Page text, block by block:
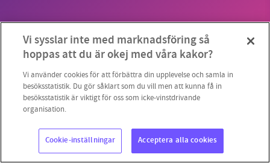
Copyright 2023 © Supermiljöbloggen Cookieinställningar
vill hjälpa oss.
Stötta vårt arbete genom att swisha en slant till
1231368703
Läs vad vi vill göra
Vi sysslar inte med marknadsföring så
hoppas att du är okej med våra kakor?
Vi använder cookies för att förbättra din upplevelse och samla in
besöksstatistik. Du gör såklart som du vill men att kunna få in
besöksstatistik är viktigt för oss som icke-vinstdrivande
organisation.
Cookie-inställningar Acceptera alla cookies